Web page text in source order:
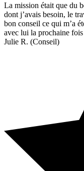
La mission était que du
dont j’avais besoin, le
bon conseil ce qui m’a
avec lui la prochaine
Julie R. (Conseil)